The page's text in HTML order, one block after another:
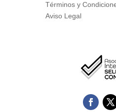
Términos y
Aviso Legal